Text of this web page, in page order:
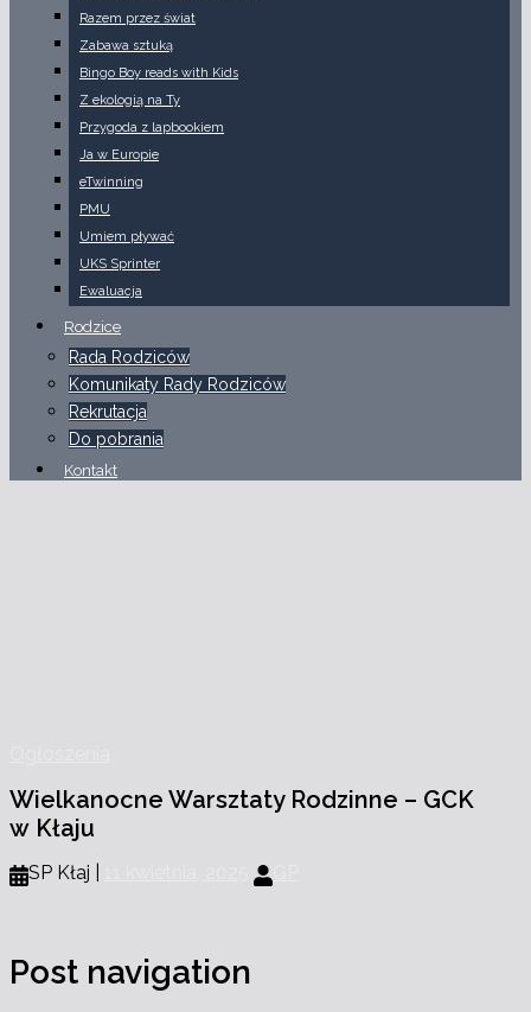
Razem przez świat
Zabawa sztuką
Bingo Boy reads with Kids
Z ekologią na Ty
Przygoda z lapbookiem
Ja w Europie
eTwinning
PMU
Umiem pływać
UKS Sprinter
Ewaluacja
Rodzice
Rada Rodziców
Komunikaty Rady Rodziców
Rekrutacja
Do pobrania
Kontakt
Wielkanocne Warsztaty Rodzinne – GCK
w Kłaju
SP Kłaj |
Post navigation